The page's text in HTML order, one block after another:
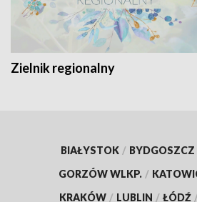
Zielnik regionalny
BIAŁYSTOK / BYDGOSZCZ
GORZÓW WLKP. /
KRAKÓW / LUBLIN / ŁÓDŹ